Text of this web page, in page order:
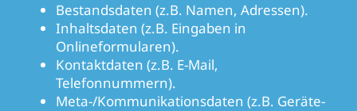
Bestandsdaten (z.B. Namen, Adressen).
Inhaltsdaten (z.B. Eingaben in
Onlineformularen).
Kontaktdaten (z.B. E-Mail,
Telefonnummern).
Meta-/Kommunikationsdaten (z.B. Geräte-